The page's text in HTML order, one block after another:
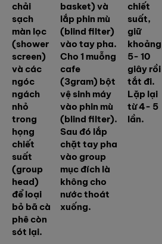
chải
sạch
màn lọc
(shower
screen)
và các
ngóc
ngách
nhỏ
trong
họng
chiết
suất
(group
head)
để loại
bỏ bã cà
phê còn
sót lại.
basket) và
lắp phin mù
(blind filter)
vào tay pha.
Cho 1 muỗng
cafe
(3gram) bột
vệ sinh máy
vào phin mù
(blind filter).
Sau đó lắp
chặt tay pha
vào group
mục đích là
không cho
nước thoát
xuống.
chiết
suất,
giữ
khoảng
5- 10
giây rồi
tắt đi.
Lặp lại
từ 4- 5
lần.